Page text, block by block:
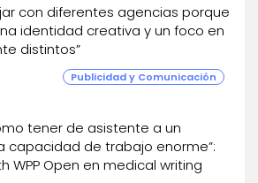
con diferentes agencias porque
identidad creativa y un foco en
distintos”
Publicidad y Comunicación
tener de asistente a un
capacidad de trabajo enorme”:
WPP Open en medical writing